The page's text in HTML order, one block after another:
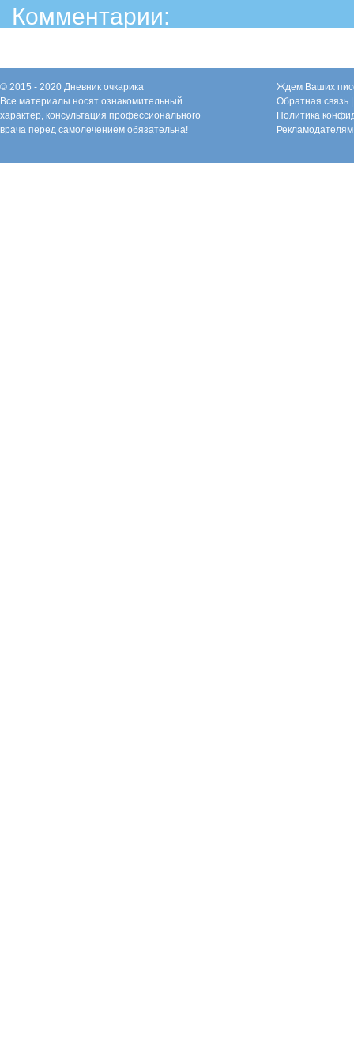
Комментарии:
© 2015 - 2020 Дневник очкарика
Все материалы носят ознакомительный
характер, консультация профессионального
врача перед самолечением обязательна!
Ждем Ваших
Обратная связь
Политика
Рекламодателям